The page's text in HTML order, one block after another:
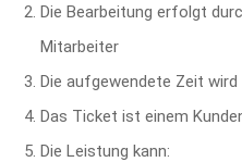
Die Bearbeitung erfolgt
Mitarbeiter
Die aufgewendete Zeit wird
Das Ticket ist einem
Die Leistung kann: